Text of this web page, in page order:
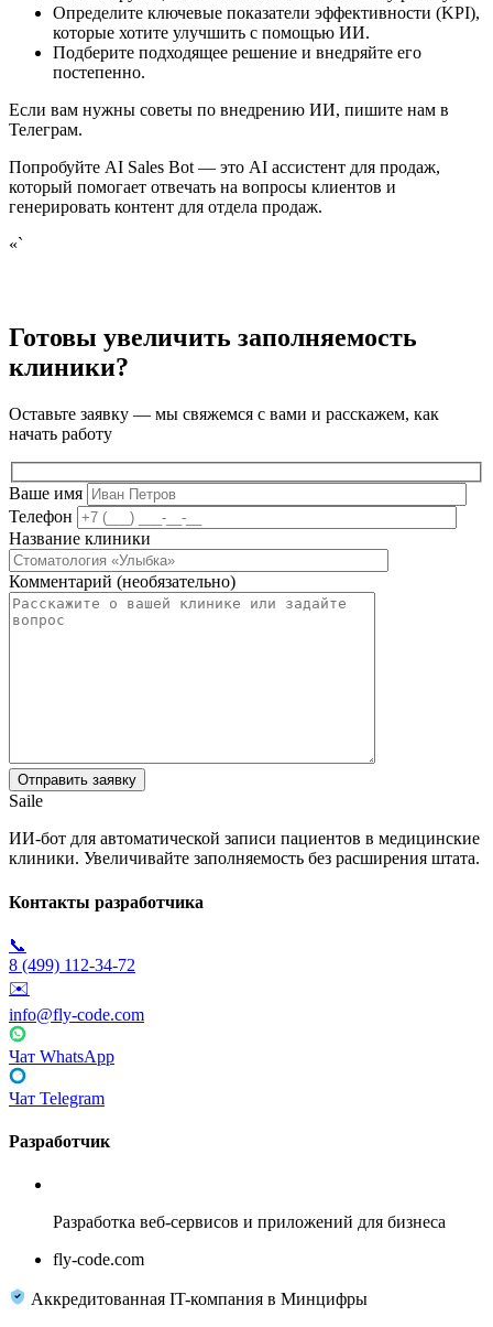
Определите ключевые показатели эффективности (KPI),
которые хотите улучшить с помощью ИИ.
Подберите подходящее решение и внедряйте его
постепенно.
Если вам нужны советы по внедрению ИИ, пишите нам в
Телеграм.
Попробуйте AI Sales Bot — это AI ассистент для продаж,
который помогает отвечать на вопросы клиентов и
генерировать контент для отдела продаж.
«`
Готовы увеличить заполняемость
клиники?
Оставьте заявку — мы свяжемся с вами и расскажем, как
начать работу
Ваше имя
Телефон
Название клиники
Комментарий (необязательно)
Saile
ИИ-бот для автоматической записи пациентов в медицинские
клиники. Увеличивайте заполняемость без расширения штата.
Контакты разработчика
📞
8 (499) 112-34-72
✉️
info@fly-code.com
Чат WhatsApp
Чат Telegram
Разработчик
Разработка веб-сервисов и приложений для бизнеса
fly-code.com
Аккредитованная IT-компания в Минцифры